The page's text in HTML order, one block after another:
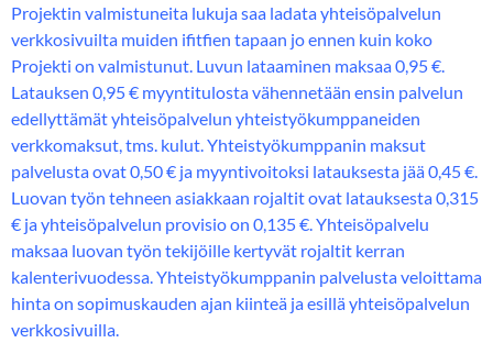
Projektin valmistuneita lukuja saa ladata yhteisöpalvelun
verkkosivuilta muiden ifitfien tapaan jo ennen kuin koko
Projekti on valmistunut. Luvun lataaminen maksaa 0,95 €.
Latauksen 0,95 € myyntitulosta vähennetään ensin palvelun
edellyttämät yhteisöpalvelun yhteistyökumppaneiden
verkkomaksut, tms. kulut. Yhteistyökumppanin maksut
palvelusta ovat 0,50 € ja myyntivoitoksi latauksesta jää 0,45 €.
Luovan työn tehneen asiakkaan rojaltit ovat latauksesta 0,315
€ ja yhteisöpalvelun provisio on 0,135 €. Yhteisöpalvelu
maksaa luovan työn tekijöille kertyvät rojaltit kerran
kalenterivuodessa. Yhteistyökumppanin palvelusta veloittama
hinta on sopimuskauden ajan kiinteä ja esillä yhteisöpalvelun
verkkosivuilla.